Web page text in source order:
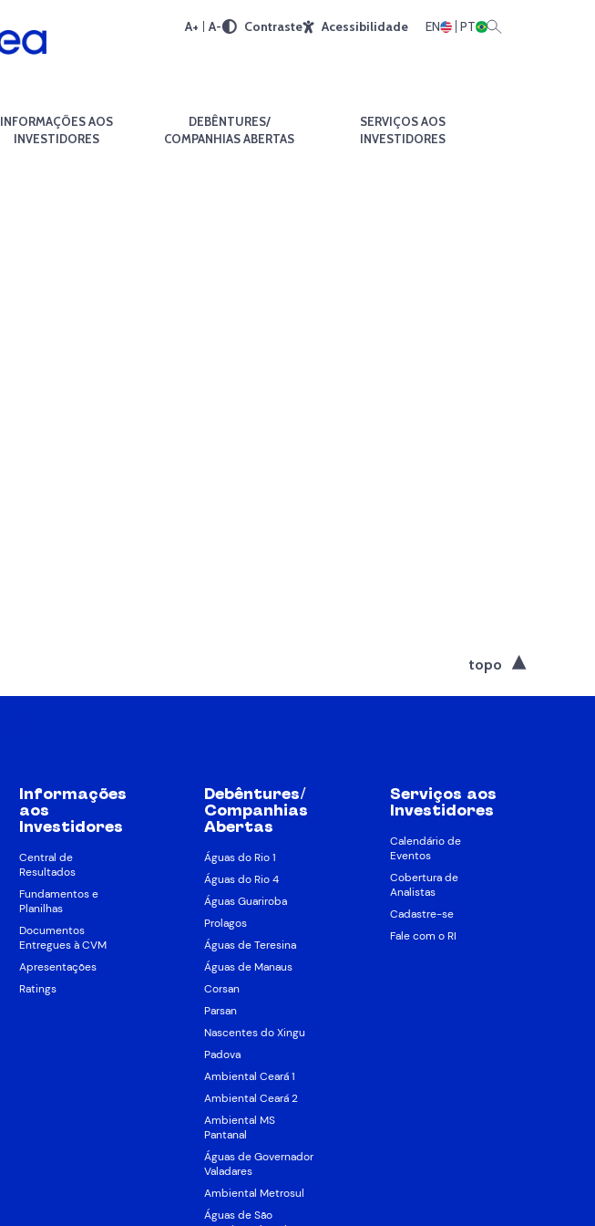
A+ A- Contraste Acessibilidade EN PT
INFORMAÇÕES AOS
INVESTIDORES
DEBÊNTURES/
COMPANHIAS ABERTAS
SERVIÇOS AOS
INVESTIDORES
topo
Informações
aos
Investidores
Central de
Resultados
Fundamentos e
Planilhas
Documentos
Entregues à CVM
Apresentações
Ratings
Debêntures/
Companhias
Abertas
Águas do Rio 1
Águas do Rio 4
Águas Guariroba
Prolagos
Águas de Teresina
Águas de Manaus
Corsan
Parsan
Nascentes do Xingu
Padova
Ambiental Ceará 1
Ambiental Ceará 2
Ambiental MS
Pantanal
Águas de Governador
Valadares
Ambiental Metrosul
Águas de São
Serviços aos
Investidores
Calendário de
Eventos
Cobertura de
Analistas
Cadastre-se
Fale com o RI